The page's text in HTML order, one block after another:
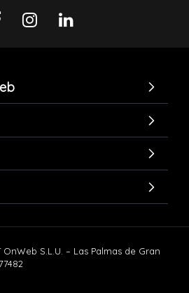
S.L.U. – Las Palmas de Gran